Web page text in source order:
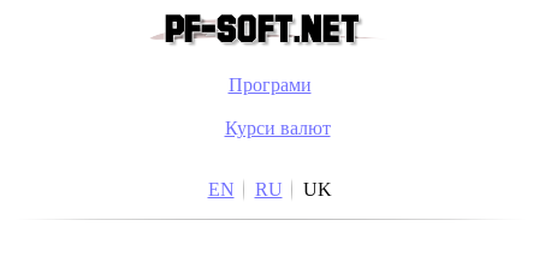
Програми
Курси валют
EN RU UK